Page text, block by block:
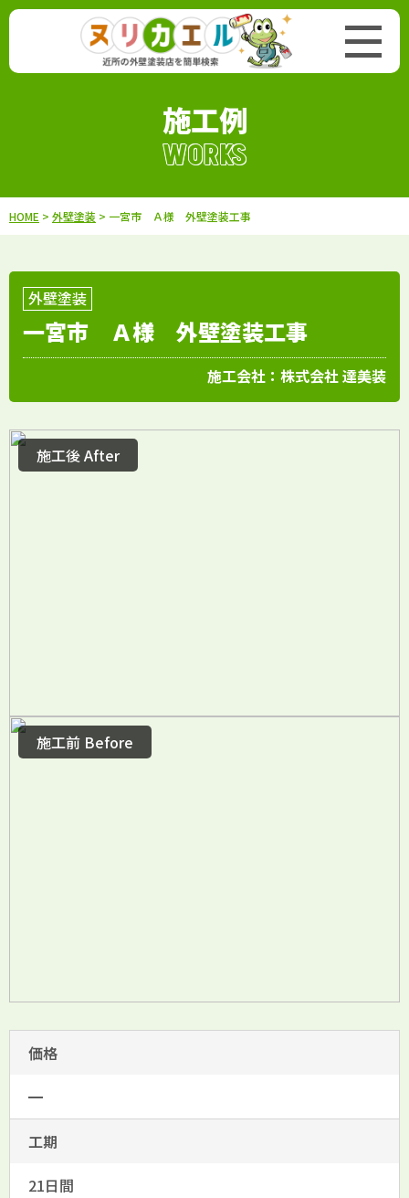
施工例
WORKS
HOME > 外壁塗装 > 一宮市 Ａ様 外壁塗装工事
外壁塗装
一宮市 Ａ様 外壁塗装工事
施工会社： 株式会社 達美装
施工前 Before
施工後 After
価格
━
工期
21日間